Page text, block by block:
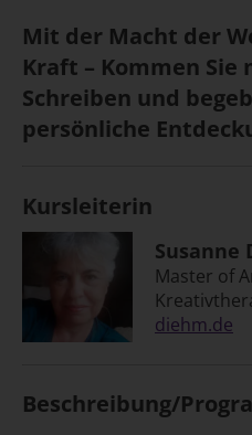
Mit der Macht der
Kraft – Kommen
Schreiben und
persön­liche
Kursleiterin
Susanne
Master of
diehm.de
Beschreibung/